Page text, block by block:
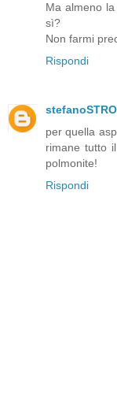
Ma almeno
sì?
Non farmi
Rispondi
per quella
rimane tutto
polmonite!
Rispondi